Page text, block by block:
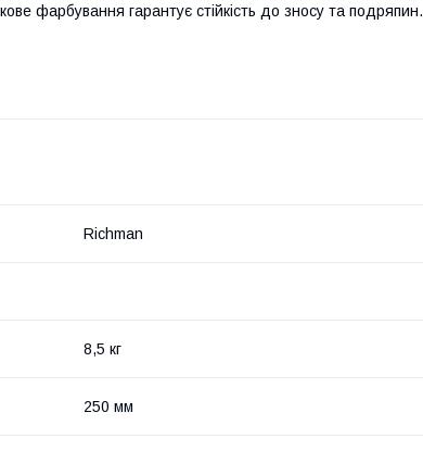
фарбування гарантує стійкість до зносу та подряпин.
Richman
8,5 кг
250 мм